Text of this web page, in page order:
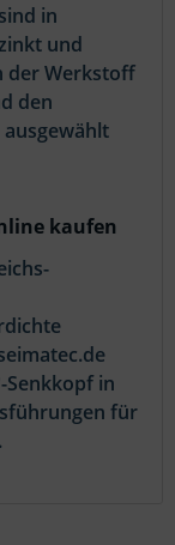
in
und
der Werkstoff
den
kaufen
in
für